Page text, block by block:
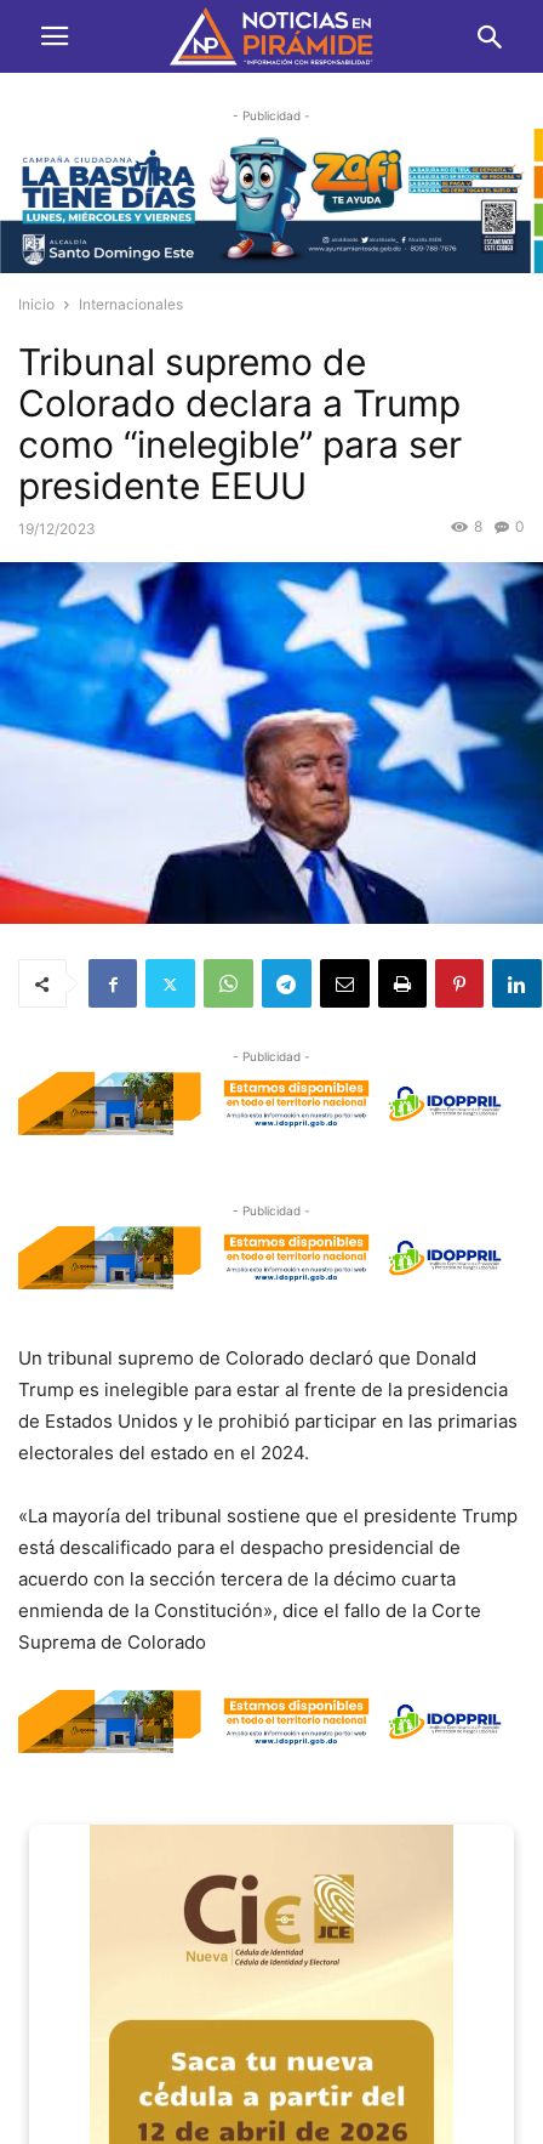
- Publicidad -
Inicio Internacionales
Tribunal supremo de
Colorado declara a Trump
como “inelegible” para ser
presidente EEUU
19/12/2023 0
8
- Publicidad -
- Publicidad -
Un tribunal supremo de Colorado declaró que Donald
Trump es inelegible para estar al frente de la presidencia
de Estados Unidos y le prohibió participar en las primarias
electorales del estado en el 2024.
«La mayoría del tribunal sostiene que el presidente Trump
está descalificado para el despacho presidencial de
acuerdo con la sección tercera de la décimo cuarta
enmienda de la Constitución», dice el fallo de la Corte
Suprema de Colorado